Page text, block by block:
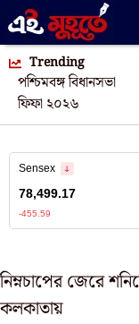
Trending
পশ্চিমবঙ্গ বিধানসভা
ফিফা ২০২৬
নিম্নচাপের জেরে
কলকাতায়